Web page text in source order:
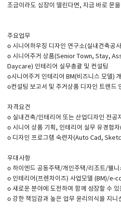
광고문의
조금이라도 심장이 떨린다면, 지금 바로 문
주요업무
o 시니어하우징 디자인 연구소(실내건축공
o 시니어주거 상품(Senior Town, Stay,
Daycare) 인테리어 실무총괄 및 컨설팅
o시니어주거 인테리어 BM(비즈니스 모델)
o컨설팅 보고서 및 주거상품 디자인 트렌드
자격요건
o 실내건축/인테리어 또는 산업디자인 전공
o 시니어 상품 기획, 인테리어 실무 유경험
o 디자인 프로그램 숙련자(Auto Cad,
우대사항
o 하이엔드 공동주택/개인주택/리조트/웰니
o 인테리어(프렌차이즈) 사업모델 (BM)/e-
o 새로운 분야에 도전하여 함께 성장할 수
o 강한 책임감과 높은 업무 윤리의식을 지니